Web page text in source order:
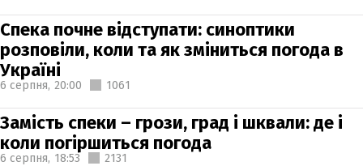
Спека почне відступати: синоптики
розповіли, коли та як зміниться погода в
Україні
6 серпня, 20:00 1061
Замість спеки – грози, град і шквали: де і
коли погіршиться погода
6 серпня, 18:53 2131